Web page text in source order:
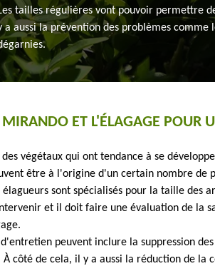
tailles régulières vont pouvoir permettre
a aussi la prévention des problèmes comme
ET L'ÉLAGAGE POUR
des végétaux qui ont tendance à se
être à l'origine d'un certain nombre de
élagueurs sont spécialisés pour la taille des
et il doit faire une évaluation de la
peuvent inclure la suppression
À côté de cela, il y a aussi la réduction de